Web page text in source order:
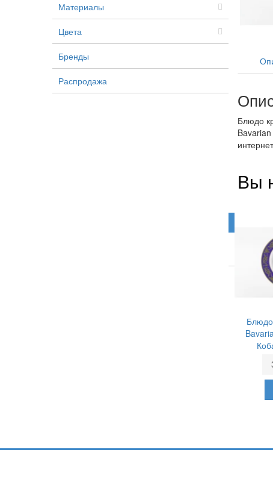
Материалы
Цвета
Бренды
Распродажа
Блюдо
Вы